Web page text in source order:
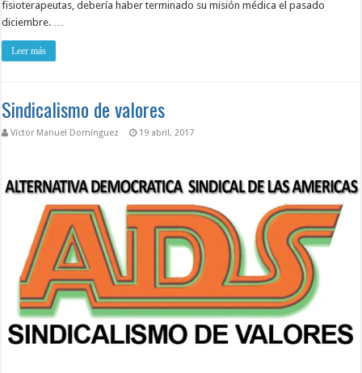
fisioterapeutas, debería haber terminado su misión médica el pasado
diciembre. …
Leer más
Sindicalismo de valores
Víctor Manuel Domínguez 19 abril, 2017